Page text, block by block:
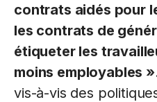
contrats aidés pour
les contrats de
étiqueter les
moins employables »
vis-à-vis des